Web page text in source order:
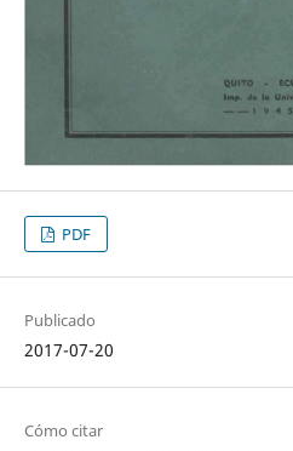
PDF
Publicado
2017-07-20
Cómo citar